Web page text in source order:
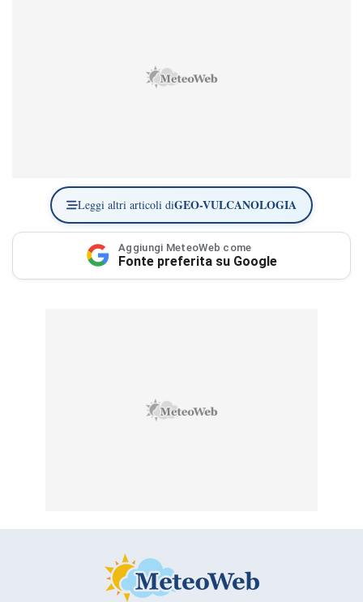
Leggi altri articoli diGEO-VULCANOLOGIA
Aggiungi MeteoWeb come
Fonte preferita su Google